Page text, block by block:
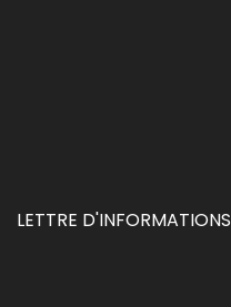
LETTRE D'INFORMATIONS